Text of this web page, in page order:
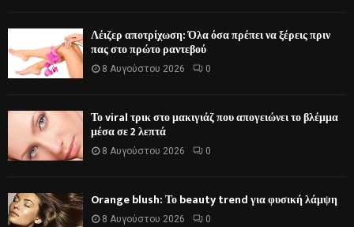
Λέιζερ αποτρίχωση: Όλα όσα πρέπει να ξέρεις πριν
πας στο πρώτο ραντεβού
8 Αυγούστου 2026 0
Το viral τρικ στο μακιγιάζ που απογειώνει το βλέμμα
μέσα σε 2 λεπτά
8 Αυγούστου 2026 0
Orange blush: Το beauty trend για φυσική λάμψη
8 Αυγούστου 2026 0